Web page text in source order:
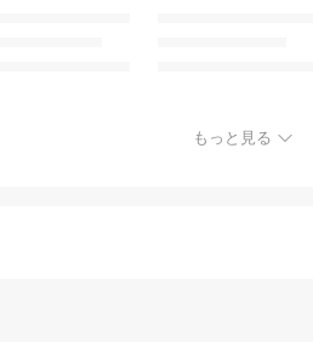
もっと見る